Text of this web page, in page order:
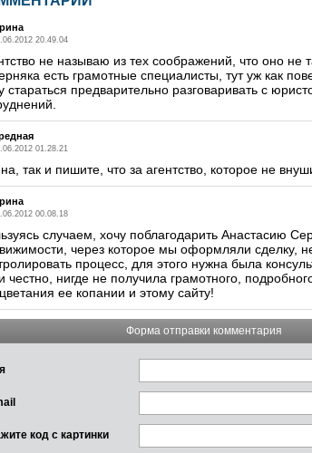
20.49.04
не называю из тех соображений, что оно
есть грамотные специалисты, тут уж как
стараться предварительно разговаривать с
01.28.21
так и пишите, что за агентство, которое не
00.08.18
случаем, хочу поблагодарить Анастасию
через которое мы оформляли сделку,
процесс, для этого нужна была
честно, нигде не получила грамотного,
ее копании и этому сайту!
Форма отправки комментария
код с картинки